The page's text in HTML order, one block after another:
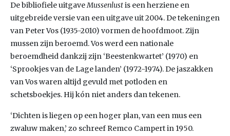
De bibliofiele uitgaveMussenlustis een herziene en
uitgebreide versie van een uitgave uit 2004. De tekeningen
van Peter Vos (1935-2010) vormen de hoofdmoot. Zijn
mussen zijn beroemd. Vos werd een nationale
beroemdheid dankzij zijn ‘Beestenkwartet’ (1970) en
‘Sprookjes van de Lage landen’ (1972-1974). De jaszakken
van Vos waren altijd gevuld met potloden en
schetsboekjes. Hij kón niet anders dan tekenen.
‘Dichten is liegen op een hoger plan, van een mus een
zwaluw maken,’ zo schreef Remco Campert in 1950.